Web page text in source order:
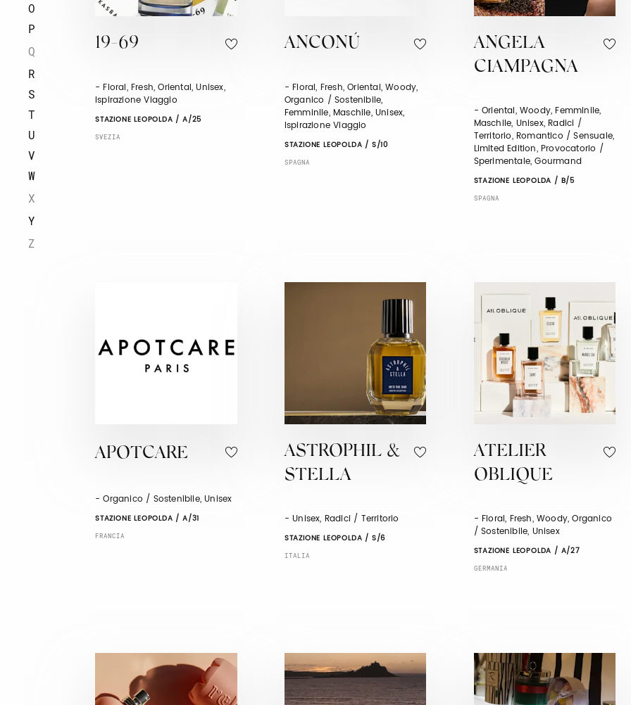
O
P
Q
R
S
T
U
V
W
X
Y
Z
19-69
- Floral, Fresh, Oriental, Unisex,
Ispirazione Viaggio
STAZIONE LEOPOLDA / A/25
SVEZIA
ANCONÚ
- Floral, Fresh, Oriental, Woody,
Organico / Sostenibile,
Femminile, Maschile, Unisex,
Ispirazione Viaggio
STAZIONE LEOPOLDA / S/10
SPAGNA
ANGELA
CIAMPAGNA
- Oriental, Woody, Femminile,
Maschile, Unisex, Radici /
Territorio, Romantico / Sensuale,
Limited Edition, Provocatorio /
Sperimentale, Gourmand
STAZIONE LEOPOLDA / B/5
SPAGNA
APOTCARE
- Organico / Sostenibile, Unisex
STAZIONE LEOPOLDA / A/31
FRANCIA
ASTROPHIL &
STELLA
- Unisex, Radici / Territorio
STAZIONE LEOPOLDA / S/6
ITALIA
ATELIER
OBLIQUE
- Floral, Fresh, Woody, Organico
/ Sostenibile, Unisex
STAZIONE LEOPOLDA / A/27
GERMANIA